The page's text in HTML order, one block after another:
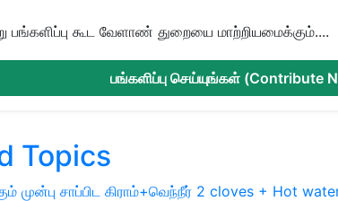
பங்களிப்பு கூட வேளாண் துறையை மாற்றியமைக்கும்....
பங்களிப்பு செய்யுங்கள் (Contribute
Topics
முன்பு சாப்பிட கிராம்+வெந்நீர் 2 cloves + Hot